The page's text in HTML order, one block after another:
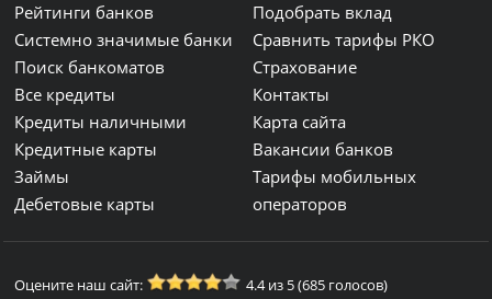
Рейтинги банков
Системно значимые банки
Поиск банкоматов
Все кредиты
Кредиты наличными
Кредитные карты
Займы
Дебетовые карты
Подобрать вклад
Сравнить тарифы РКО
Страхование
Контакты
Карта сайта
Вакансии банков
Тарифы мобильных
операторов
Оцените наш сайт: 4.4 из 5 (685 голосов)